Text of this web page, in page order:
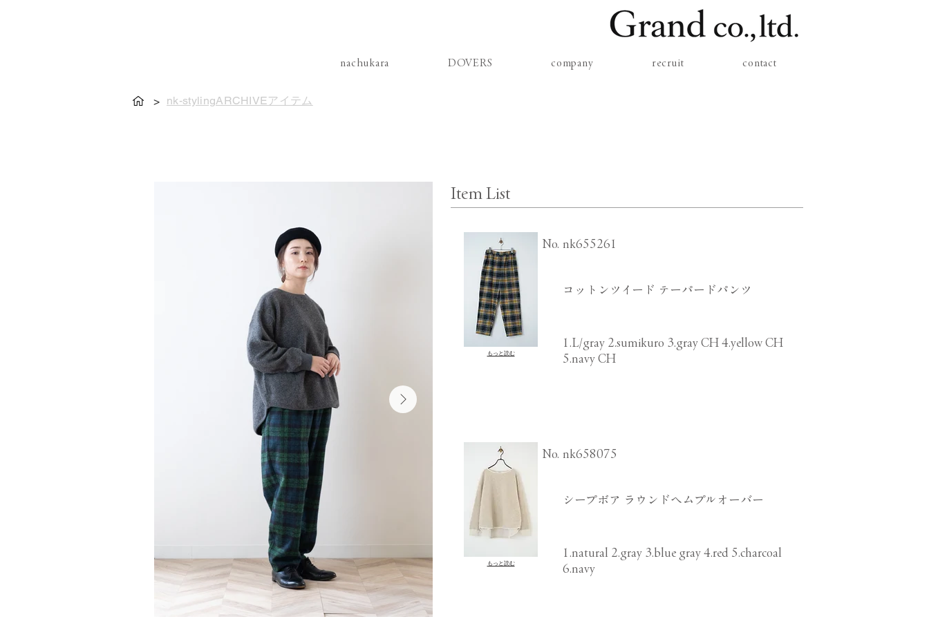
nachukara DOVERS company recruit contact
> nk-stylingARCHIVEアイテム
Item List
もっと読む
​No. nk655261
コットンツイード テーパードパンツ
1.L/gray 2.sumikuro 3.gray CH 4.yellow CH
5.navy CH
もっと読む
​No. nk658075
シープボア ラウンドヘムプルオーバー
1.natural 2.gray 3.blue gray 4.red 5.charcoal
6.navy